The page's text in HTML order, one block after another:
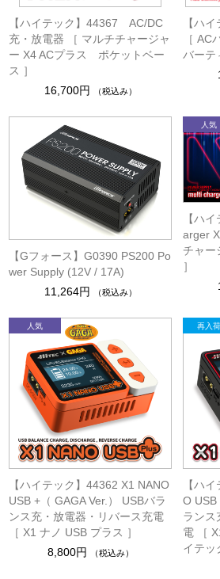
【ハイテック】44367 AC/DC
充・放電器 ［ マルチチャージャ
ー X4 ACプラス ポケットベー
ス ］
16,700円
（税込み）
【ハ
［ AC
バーテ
【Gフォース】G0390 PS200 Po
wer Supply (12V / 17A)
11,264円
（税込み）
【ハ
arger
チャー
］
【ハイテック】44362 X1 NANO
USB +（ GAGA Ver.） USBバラ
ンス充・放電器・リバース充電
［ X1 ナノ USB プラス ］
8,800円
（税込み）
【ハ
O USB
ランス
電 ［
イテッ